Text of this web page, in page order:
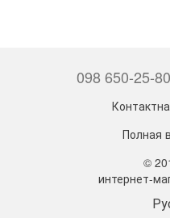
098 650-25-80
Полная
©
интернет-